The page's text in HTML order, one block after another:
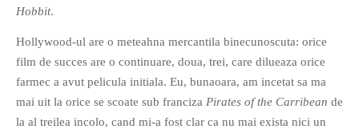
Hobbit.
Hollywood-ul are o meteahna mercantila binecunoscuta: orice
film de succes are o continuare, doua, trei, care dilueaza orice
farmec a avut pelicula initiala. Eu, bunaoara, am incetat sa ma
mai uit la orice se scoate sub franciza Pirates of the Carribean de
la al treilea incolo, cand mi-a fost clar ca nu mai exista nici un